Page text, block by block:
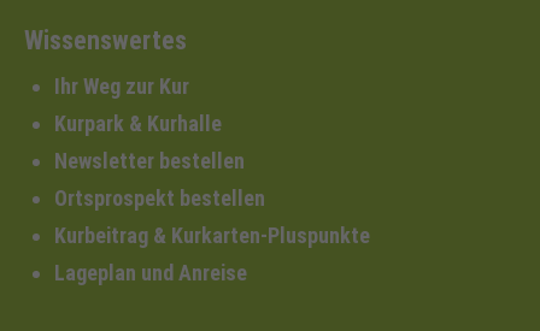
Wissenswertes
Ihr Weg zur Kur
Kurpark & Kurhalle
Newsletter bestellen
Ortsprospekt bestellen
Kurbeitrag & Kurkarten-Pluspunkte
Lageplan und Anreise